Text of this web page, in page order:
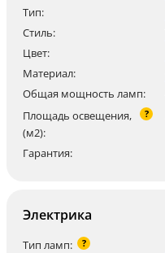
Тип:
Стиль:
Цвет:
Материал:
Общая мощность ламп:
Площадь освещения,
(м2):
?
Гарантия:
Электрика
Тип ламп: ?